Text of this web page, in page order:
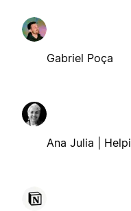
Gabriel Poça
Ana Julia |